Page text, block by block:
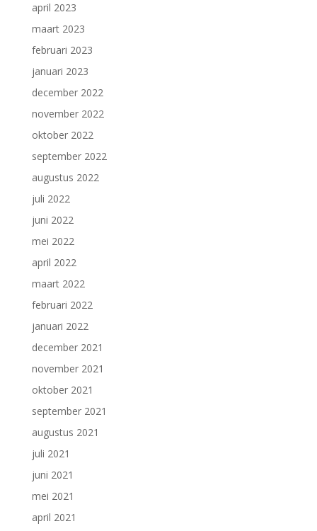
april 2023
maart 2023
februari 2023
januari 2023
december 2022
november 2022
oktober 2022
september 2022
augustus 2022
juli 2022
juni 2022
mei 2022
april 2022
maart 2022
februari 2022
januari 2022
december 2021
november 2021
oktober 2021
september 2021
augustus 2021
juli 2021
juni 2021
mei 2021
april 2021